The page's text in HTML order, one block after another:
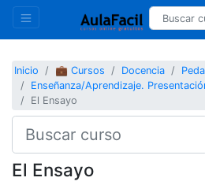
Inicio 💼 Cursos Docencia
Enseñanza/Aprendizaje.
El Ensayo
El Ensayo